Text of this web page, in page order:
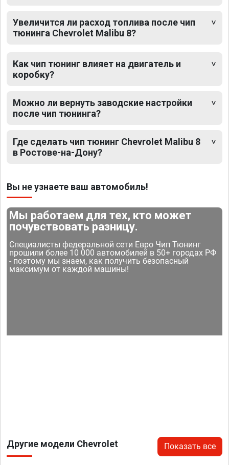
Увеличится ли расход топлива после чип
тюнинга Chevrolet Malibu 8?
Как чип тюнинг влияет на двигатель и
коробку?
Можно ли вернуть заводские настройки
после чип тюнинга?
Где сделать чип тюнинг Chevrolet Malibu 8
в Ростове-на-Дону?
Вы не узнаете ваш автомобиль!
Мы работаем для тех, кто может
почувствовать разницу.
Специалисты федеральной сети Евро Чип Тюнинг
прошили более 10 000 автомобилей в 50+ городах РФ
- поэтому мы знаем, как получить безопасный
максимум от каждой машины!
Другие модели Chevrolet Показать все